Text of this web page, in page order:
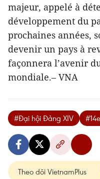
majeur, appelé à
développement du
prochaines années,
devenir un pays à
façonnera l’avenir
mondiale.– VNA
#Đại hội Đảng XIV
Theo dõi VietnamPlus